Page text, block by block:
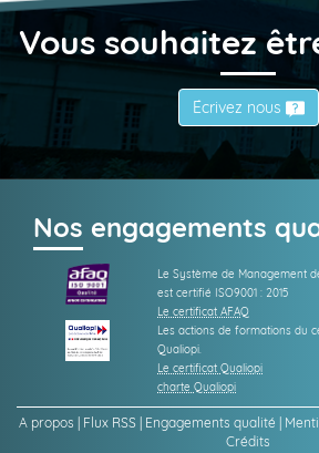
Vous souhaitez
Écrivez nous
Nos engagements
Le Système de Management
est certifié ISO9001 : 2015
Le certificat AFAQ
Les actions de formations du
Qualiopi.
Le certificat Qualiopi
charte Qualiopi
A propos Flux RSS Engagements qualité
Crédits